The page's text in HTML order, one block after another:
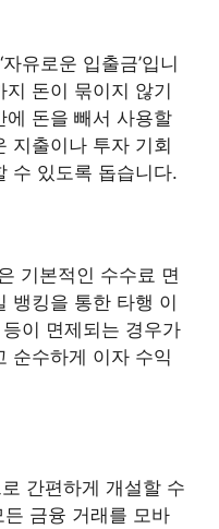
유로운 입출금’입니
돈이 묶이지 않기
에 돈을 빼서 사용할
지출이나 투자 기회
수 있도록 돕습니다.
기본적인 수수료 면
뱅킹을 통한 타행 이
이 면제되는 경우가
순수하게 이자 수익
간편하게 개설할 수
금융 거래를 모바